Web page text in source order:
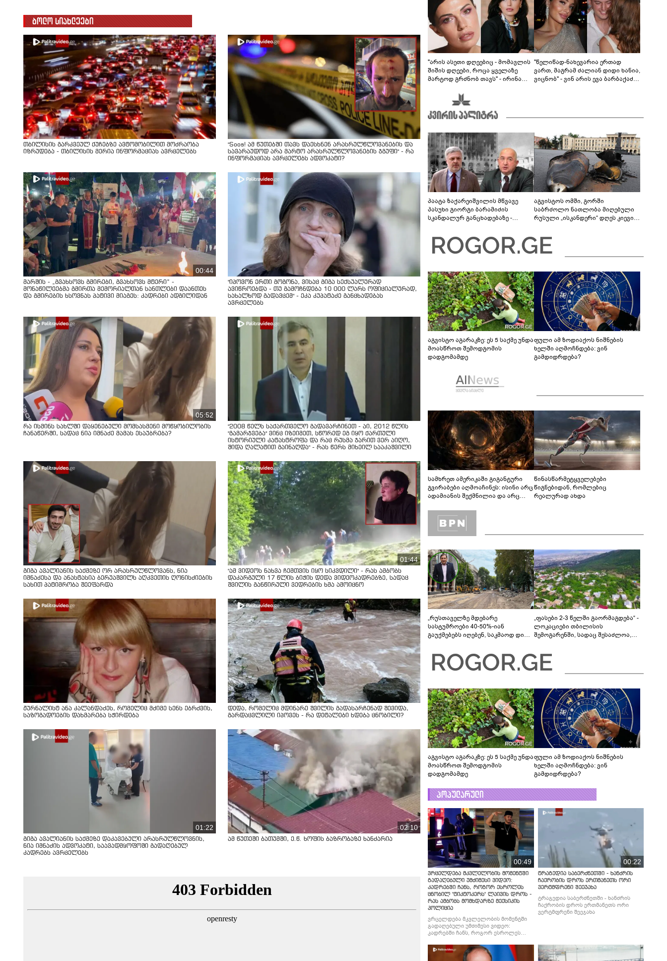
ბოლო სიახლეები
თბილისის გარკვეულ ქუჩებზე ავტომობილით მოძრაობა
იზრუდება - თბილისის მერია ინფორმაციას ავრცელებს
"Soos! ამ წუთებში თავს დაესხნენ არასრულწლოვანების და
სავარაუდოდ არა მარტო არასრულწლოვანების ჯგუფი" - რა
ინფორმაციას ავრცელებს ადვოკატი?
00:44
მარშის - „გვახსოვს გმირები, გვახსოვს მტერი” -
მონაწილეებმა გმირთა მემორიალთან სანთლები დაანთეს
და გმირების ხსოვნას პატივი მიაგეს: კადრები ადგილიდან
"იპოვონ ერთი გოგონა, ვისაც გიგა სექსუალურად
ავიწროებდა - თუ გამოჩნდება 10 000 ლარს ოფიციალურად,
სახალხოდ გადავცემ" - ეკა კუპატაძე განცხადებას
ავრცელებს
05:52
რა ისმინს სახლში დაყენებული მომსასმენი მოწყობილობის
ჩანაწერში, სადაც ნია იმნაძე მამას ესაუბრება?
"2008 წელს საქართველო გადავარჩინეთ - აი, 2012 წლის
"გამარჯვება" ვინც იზეიმეთ, სწორედ ეგ იყო ქართული
ისტორიული კატასტროფა და რაც რუსმა ჯარით ვერ აიღო,
შიდა ღალატით გაინაღდა" - რას წერს მიხეილ სააკაშვილი
გიგა ავალიანის საქმეზე ორ არასრულწლოვანს, ნია
იმნაძესა და ანასტასია ბერუაშვილს აღკვეთის ღონისძიების
სახით პატიმრობა შეეფარდა
01:44
"ამ ვიდეოს ნახვა ჩემთვის იყო სიკვდილი" - რას ამბობს
დაკარგული 17 წლის ბიჭის დედა ვიდეოკადრებზე, სადაც
შვილის განწირული ვედრების ხმა ამოიცნო
ჟურნალისტ ანა კალანდაძეს, რომელიც მძიმე სენს ებრძვის,
საზოგადოების დახმარება სჭირდება
დედა, რომელიც მდინარე შვილის გადასარჩენად შევიდა,
გარდაცვლილი იპოვეს - რა დეტალები ხდება ცნობილი?
01:22
გიგა ავალიანის საქმეზე დაკავებული არასრულწლოვნის,
ნია იმნაძის ადვოკატი, საავადმყოფოში გადაღებულ
კადრებს ავრცელებს
02:10
ამ წუთეში ბათუმში, ე.წ. ხოფის ბაზრობაზე ხანძარია
"არის ასეთი დღეებიც - მომავლის
შიშის დღეები, როცა ყველაზე
მარტოდ გრძნობ თავს" - ირინა
"წელიწად-ნახევარია ერთად
ვართ, მაგრამ ძალიან დიდი ხანია,
ვიცნობ" - ვინ არის ევა ბარბაქაძის
პაატა ზაქარეიშვილის მწვავე
პასუხი გიორგი ბარამიძის
სკანდალურ განცხადებაზე -
გადმოვასვენე... ბარამიძე კი
ტყუის"
აგვისტოს ომში, გორში
საბრძოლო ნათლობა მიღებული
რუსული „ისკანდერი“ დღეს კიევის
აგვისტო აგარაკზე: ეს 5 საქმე უნდა
მოასწროთ შემოდგომის
დადგომამდე
ფული ამ ზოდიაქოს ნიშნების
ხელში აღმოჩნდება: ვინ
გამდიდრდება?
სამხრეთ ამერიკაში გიგანტური
გვირაბები აღმოაჩინეს: ისინი არც
ადამიანის შექმნილია და არც
ლაბირინთები?
წინასწარმეტყველებები
წიგნებიდან, რომლებიც
რეალურად ახდა
„რუსთაველზე მდებარე
სასტუმროები 40-50%-იან
გაუქმებებს იღებენ, საკმაოდ დიდი
შეხვდებოდა“
„ფასები 2-3 წელში გაორმაგდება“ -
ლოკაციები თბილისის
შემოგარენში, სადაც შესაძლოა,
აგვისტო აგარაკზე: ეს 5 საქმე უნდა
მოასწროთ შემოდგომის
დადგომამდე
ფული ამ ზოდიაქოს ნიშნების
ხელში აღმოჩნდება: ვინ
გამდიდრდება?
პოპულარული
00:49
ვრცელდება მკვლელობის მომენტში
გადაღებული უმძიმესი ვიდეო:
კადრებში ჩანს, როგორ ესროლეს
ცნობილ "ტიკტოკერს" ლაივის დროს -
რას ამბობს მომხდარზე მექსიკის
პოლიცია
ვრცელდება მკვლელობის მომენტში
გადაღებული უმძიმესი ვიდეო:
კადრებში ჩანს, როგორ ესროლეს
რას ამბობს მომხდარზე მექსიკის
პოლიცია
00:22
ტრაგედია საბერძნეთში - ხანძრის
ჩაქრობის დროს ერთმანეთს ორი
ვერტმფრენი შეეჯახა
ტრაგედია საბერძნეთში - ხანძრის
ჩაქრობის დროს ერთმანეთს ორი
ვერტმფრენი შეეჯახა